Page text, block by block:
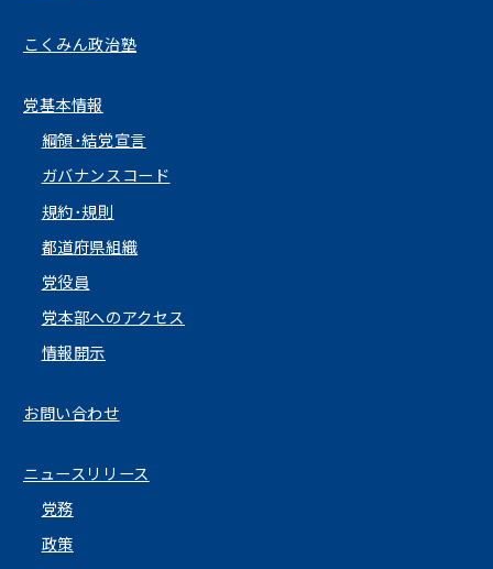
こくみん政治塾
党基本情報
綱領･結党宣言
ガバナンスコード
規約･規則
都道府県組織
党役員
党本部へのアクセス
情報開示
お問い合わせ
ニュースリリース
党務
政策